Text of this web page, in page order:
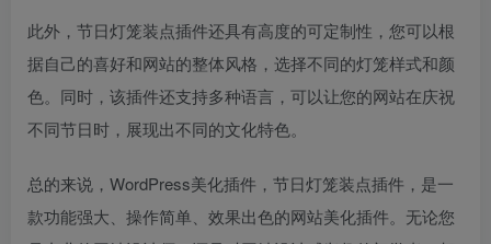
此外，节日灯笼装点插件还具有高度的可定制性，您可以根
据自己的喜好和网站的整体风格，选择不同的灯笼样式和颜
色。同时，该插件还支持多种语言，可以让您的网站在庆祝
不同节日时，展现出不同的文化特色。
总的来说，WordPress美化插件，节日灯笼装点插件，是一
款功能强大、操作简单、效果出色的网站美化插件。无论您